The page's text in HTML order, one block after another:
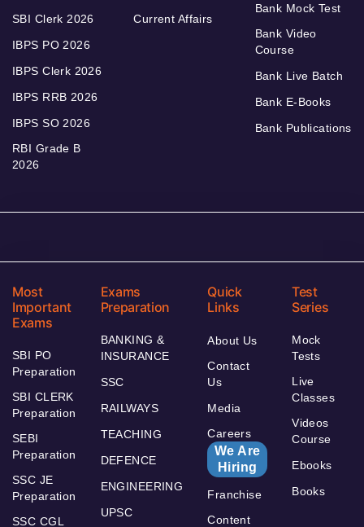
SBI Clerk 2026
IBPS PO 2026
IBPS Clerk 2026
IBPS RRB 2026
IBPS SO 2026
RBI Grade B
2026
Current Affairs
Bank Mock Test
Bank Video
Course
Bank Live Batch
Bank E-Books
Bank Publications
Most
Important
Exams
SBI PO
Preparation
SBI CLERK
Preparation
SEBI
Preparation
SSC JE
Preparation
SSC CGL
Exams
Preparation
BANKING &
INSURANCE
SSC
RAILWAYS
TEACHING
DEFENCE
ENGINEERING
UPSC
Quick
Links
About Us
Contact
Us
Media
Careers
We Are
Hiring
Franchise
Content
Test
Series
Mock
Tests
Live
Classes
Videos
Course
Ebooks
Books